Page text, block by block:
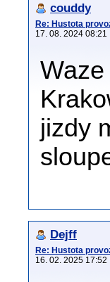
couddy
Re: Hustota
17. 08. 2024 08:21
jizdy
Dejff
Re: Hustota
16. 02. 2025 17:52